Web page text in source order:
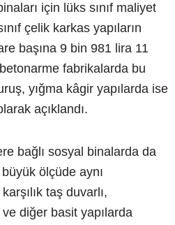
için lüks sınıf maliyet
çelik karkas yapıların
başına 9 bin 981 lira 11
fabrikalarda bu
yığma kâgir yapılarda ise
açıklandı.
bağlı sosyal binalarda da
ölçüde aynı
taş duvarlı,
diğer basit yapılarda